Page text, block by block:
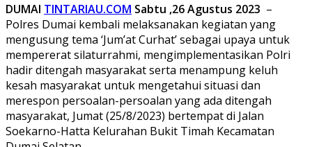
DUMAI TINTARIAU.COM Sabtu ,26 Agustus 2023 –
Polres Dumai kembali melaksanakan kegiatan yang
mengusung tema ‘Jum’at Curhat’ sebagai upaya untuk
mempererat silaturrahmi, mengimplementasikan Polri
hadir ditengah masyarakat serta menampung keluh
kesah masyarakat untuk mengetahui situasi dan
merespon persoalan-persoalan yang ada ditengah
masyarakat, Jumat (25/8/2023) bertempat di Jalan
Soekarno-Hatta Kelurahan Bukit Timah Kecamatan